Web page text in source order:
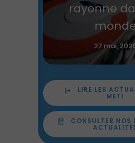
rayonne
27 mai,
LIRE LES
METI
CONSULTER NOS